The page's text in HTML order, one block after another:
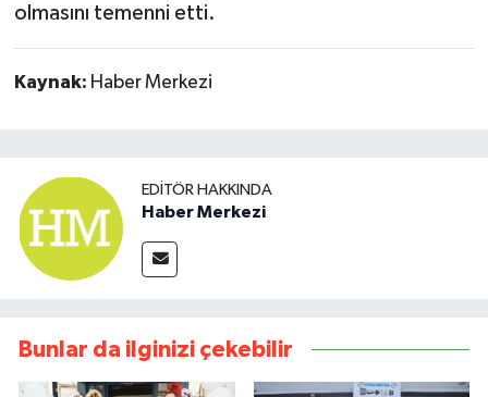
olmasını temenni etti.
Kaynak: Haber Merkezi
EDITÖR HAKKINDA
Haber Merkezi
Bunlar da ilginizi çekebilir